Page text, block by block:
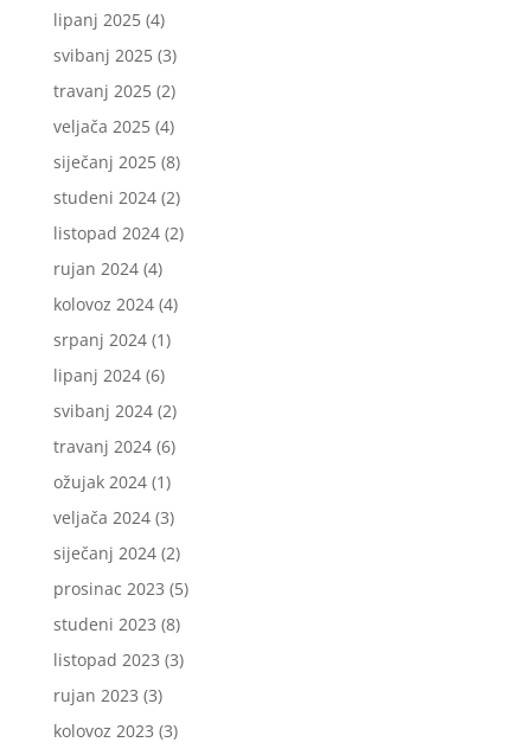
lipanj 2025(4)
svibanj 2025(3)
travanj 2025(2)
veljača 2025(4)
siječanj 2025(8)
studeni 2024(2)
listopad 2024(2)
rujan 2024(4)
kolovoz 2024(4)
srpanj 2024(1)
lipanj 2024(6)
svibanj 2024(2)
travanj 2024(6)
ožujak 2024(1)
veljača 2024(3)
siječanj 2024(2)
prosinac 2023 (5)
studeni 2023 (8)
listopad 2023 (3)
rujan 2023 (3)
kolovoz 2023 (3)